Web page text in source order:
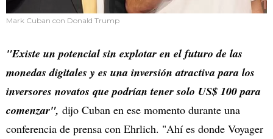
Mark Cuban con Donald Trump
"Existe un potencial sin explotar en el futuro de las
monedas digitales y es una inversión atractiva para los
inversores novatos que podrían tener solo US$ 100 para
comenzar", dijo Cuban en ese momento durante una
conferencia de prensa con Ehrlich. "Ahí es donde Voyager